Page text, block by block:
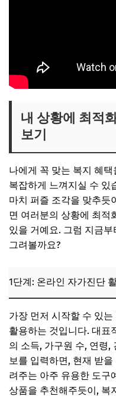
내 상황에 최적
보기
나에게 꼭 맞는 복지 혜
복잡하게 느껴지실 수 있
마치 퍼즐 조각을 맞추듯
면 여러분의 상황에 최적
있을 거예요. 그럼 지금
그려볼까요?
1단계: 온라인 자가진단
가장 먼저 시작할 수 있는
활용하는 것입니다. 대표
의 소득, 가구원 수, 연령,
보를 입력하면, 현재 받
려주는 아주 유용한 도구
상품을 추천해주듯이, 복